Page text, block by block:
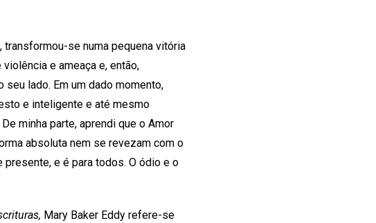
se numa pequena vitória
e ameaça e, então,
seu lado. Em um dado momento,
e inteligente e até mesmo
minha parte, aprendi que o Amor
absoluta nem se revezam com o
e é para todos. O ódio e o
Mary Baker Eddy refere-se